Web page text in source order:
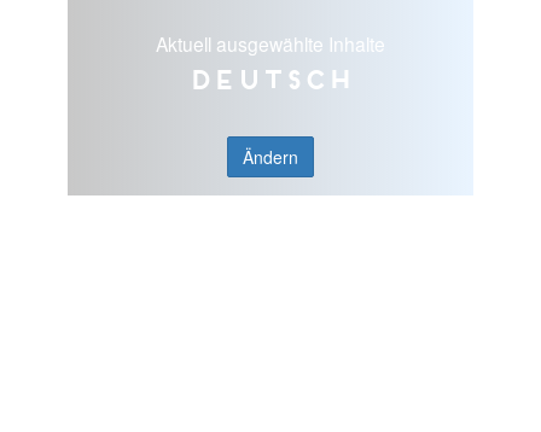
Aktuell ausgewählte Inhalte
Deutsch
Ändern